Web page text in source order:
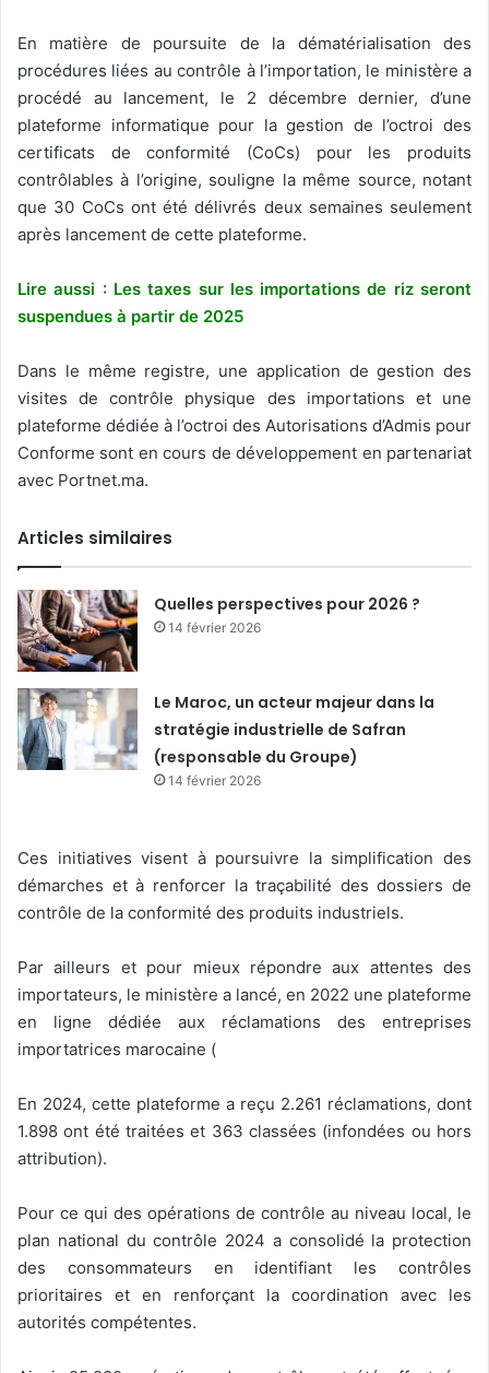
En matière de poursuite de la dématérialisation des
procédures liées au contrôle à l’importation, le ministère a
procédé au lancement, le 2 décembre dernier, d’une
plateforme informatique pour la gestion de l’octroi des
certificats de conformité (CoCs) pour les produits
contrôlables à l’origine, souligne la même source, notant
que 30 CoCs ont été délivrés deux semaines seulement
après lancement de cette plateforme.
Lire aussi : Les taxes sur les importations de riz seront
suspendues à partir de 2025
Dans le même registre, une application de gestion des
visites de contrôle physique des importations et une
plateforme dédiée à l’octroi des Autorisations d’Admis pour
Conforme sont en cours de développement en partenariat
avec Portnet.ma.
Articles similaires
Quelles perspectives pour 2026 ?
14 février 2026
Le Maroc, un acteur majeur dans la
stratégie industrielle de Safran
(responsable du Groupe)
14 février 2026
Ces initiatives visent à poursuivre la simplification des
démarches et à renforcer la traçabilité des dossiers de
contrôle de la conformité des produits industriels.
Par ailleurs et pour mieux répondre aux attentes des
importateurs, le ministère a lancé, en 2022 une plateforme
en ligne dédiée aux réclamations des entreprises
importatrices marocaine (
En 2024, cette plateforme a reçu 2.261 réclamations, dont
1.898 ont été traitées et 363 classées (infondées ou hors
attribution).
Pour ce qui des opérations de contrôle au niveau local, le
plan national du contrôle 2024 a consolidé la protection
des consommateurs en identifiant les contrôles
prioritaires et en renforçant la coordination avec les
autorités compétentes.